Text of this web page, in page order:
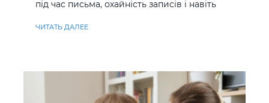
під час письма, охайність записів і навіть
ЧИТАТЬ ДАЛЕЕ